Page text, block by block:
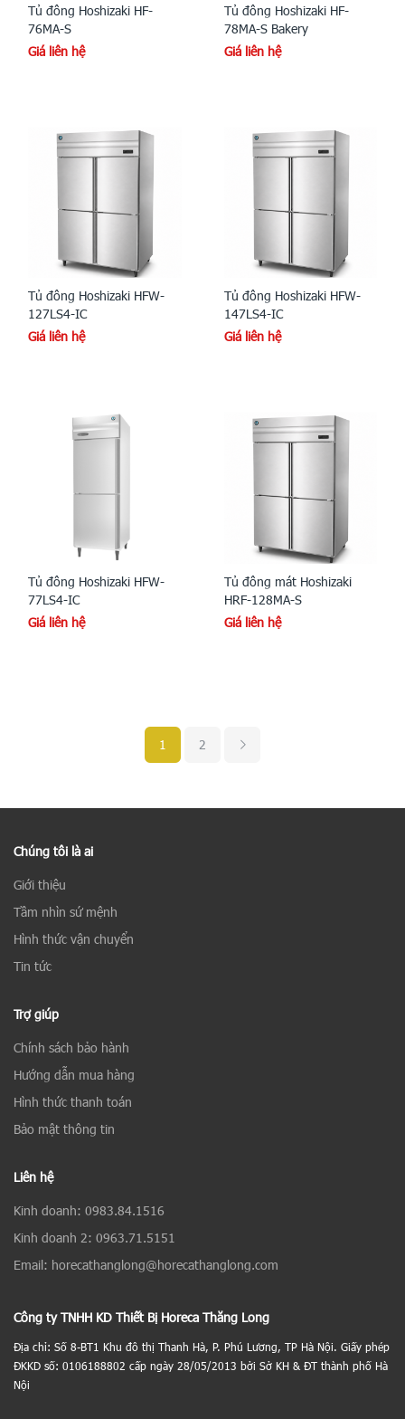
Tủ đông Hoshizaki HF-
76MA-S
Giá liên hệ
Tủ đông Hoshizaki HF-
78MA-S Bakery
Giá liên hệ
Tủ đông Hoshizaki HFW-
127LS4-IC
Giá liên hệ
Tủ đông Hoshizaki HFW-
147LS4-IC
Giá liên hệ
Tủ đông Hoshizaki HFW-
77LS4-IC
Giá liên hệ
Tủ đông mát Hoshizaki
HRF-128MA-S
Giá liên hệ
1 2
Chúng tôi là ai
Giới thiệu
Tầm nhìn sứ mệnh
Hình thức vận chuyển
Tin tức
Trợ giúp
Chính sách bảo hành
Hướng dẫn mua hàng
Hình thức thanh toán
Bảo mật thông tin
Liên hệ
Kinh doanh: 0983.84.1516
Kinh doanh 2: 0963.71.5151
Email: horecathanglong@horecathanglong.com
Công ty TNHH KD Thiết Bị Horeca Thăng Long
Địa chỉ: Số 8-BT1 Khu đô thị Thanh Hà, P. Phú Lương, TP Hà Nội. Giấy phép
ĐKKD số: 0106188802 cấp ngày 28/05/2013 bởi Sở KH & ĐT thành phố Hà
Nội